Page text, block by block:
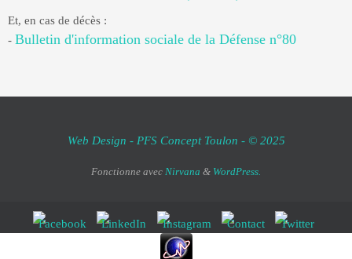
Et, en cas de décès :
- Bulletin d'information sociale de la Défense n°80
Web Design - PFS Concept Toulon - © 2025
Fonctionne avec Nirvana & WordPress.